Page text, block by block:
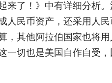
了！》中有详细分析
民币资产，还采用人
其他阿拉伯国家也将
切也是美国自作自受